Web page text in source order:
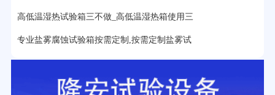
高低温湿热试验箱三不做_高低温湿热箱使用三
专业盐雾腐蚀试验箱按需定制,按需定制盐雾试